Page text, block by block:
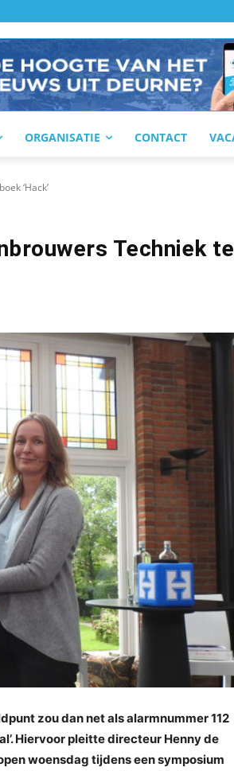
ORGANISATIE CONTACT
‘Hack’
Techniek te
zou dan net als alarmnummer 112
Hiervoor pleitte directeur Henny de
woensdag tijdens een symposium